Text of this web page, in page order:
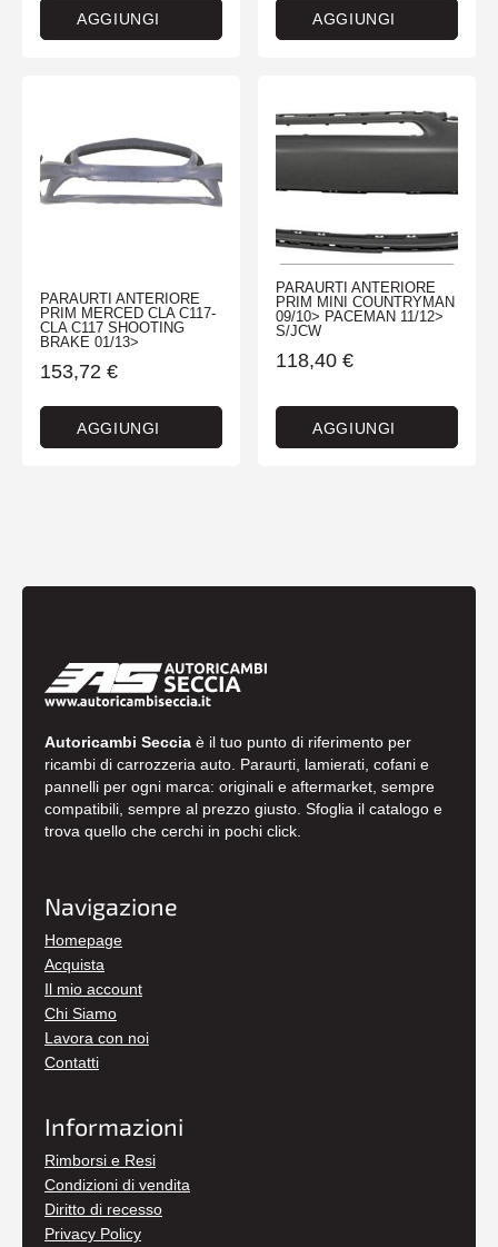
AGGIUNGI AGGIUNGI
PARAURTI ANTERIORE
PRIM MERCED CLA C117-
CLA C117 SHOOTING
BRAKE 01/13>
153,72 €
AGGIUNGI
PARAURTI ANTERIORE
PRIM MINI COUNTRYMAN
09/10> PACEMAN 11/12>
S/JCW
118,40 €
AGGIUNGI
Autoricambi Seccia è il tuo punto di riferimento per
ricambi di carrozzeria auto. Paraurti, lamierati, cofani e
pannelli per ogni marca: originali e aftermarket, sempre
compatibili, sempre al prezzo giusto. Sfoglia il catalogo e
trova quello che cerchi in pochi click.
Navigazione
Homepage
Acquista
Il mio account
Chi Siamo
Lavora con noi
Contatti
Informazioni
Rimborsi e Resi
Condizioni di vendita
Diritto di recesso
Privacy Policy